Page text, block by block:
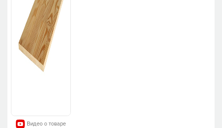
Видео о товаре